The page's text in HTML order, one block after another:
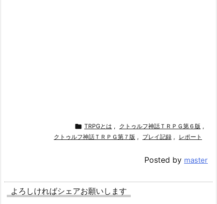
 TRPGとは , クトゥルフ神話ＴＲＰＧ第６版 ,
クトゥルフ神話ＴＲＰＧ第７版 , プレイ記録 , レポート
Posted by master
よろしければシェアお願いします